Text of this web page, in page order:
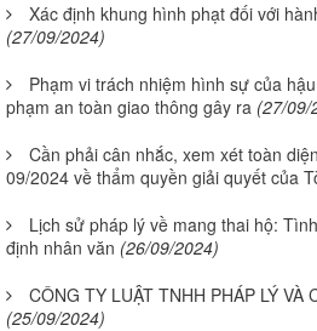
Xác định khung hình phạt đối với
(27/09/2024)
Phạm vi trách nhiệm hình sự của
phạm an toàn giao thông gây ra (27/09/
Cần phải cân nhắc, xem xét toàn
09/2024 về thẩm quyền giải quyết của
Lịch sử pháp lý về mang thai hộ:
định nhân văn (26/09/2024)
CÔNG TY LUẬT TNHH PHÁP LÝ VÀ
(25/09/2024)